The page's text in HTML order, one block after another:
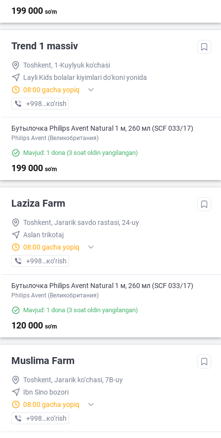
199 000 so'm
Trend 1 massiv
Toshkent, 1-Kuylyuk ko'chasi
Layli Kids bolalar kiyimlari do‘koni yonida
08:00 gacha yopiq
+998 (97) XXX-XX-XX
кo’rish
Бутылочка Philips Avent Natural 1 м, 260 мл (SCF 033/17)
Philips Avent (Великобритания)
Mavjud: 1 dona (3 soat oldin yangilangan)
199 000 so'm
Laziza Farm
Toshkent, Jararik savdo rastasi, 24-uy
Aslan trikotaj
08:00 gacha yopiq
+998 (71) XXX-XX-XX
кo’rish
Бутылочка Philips Avent Natural 1 м, 260 мл (SCF 033/17)
Philips Avent (Великобритания)
Mavjud: 1 dona (3 soat oldin yangilangan)
120 000 so'm
Muslima Farm
Toshkent, Jararik ko‘chasi, 7B-uy
Ibn Sino bozori
08:00 gacha yopiq
+998 (71) XXX-XX-XX
кo’rish